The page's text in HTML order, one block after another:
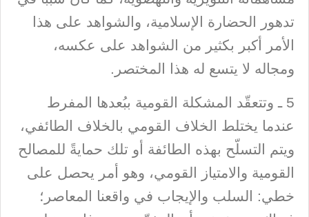
تدهور الحضارة الإسلامية، والشواهد على هذا
الأمر أكبر بكثير من الشواهد على عكسه،
ومجاله لا يتسع له هذا المختصر.
5 ـ وتتعقّد المشكلة القومية ببُعدها المفرط
عندما يختلط الخلاف القومي بالخلاف الطائفي،
ويتم التسلّح بهذه الطائفة أو تلك حمايةً للمصالح
القومية والامتياز القومي، وهو أمر يحصل على
خطي: السلب والإيجاب في واقعنا المعاصر؛